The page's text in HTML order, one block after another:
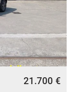
21.700 €